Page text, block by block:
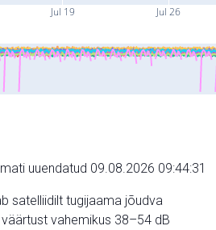
Jul 19 Jul 26
uuendatud 09.08.2026 09:44:31
satelliidilt tugijaama jõudva
vahemikus 38–54 dB